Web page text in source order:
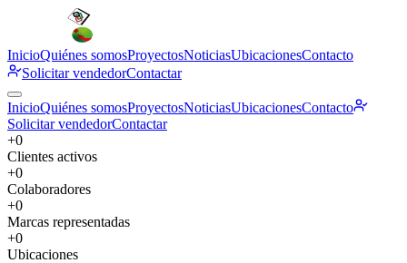
InicioQuiénes somosProyectosNoticiasUbicacionesContacto
Solicitar vendedorContactar
InicioQuiénes somosProyectosNoticiasUbicacionesContacto
Solicitar vendedorContactar
+0
Clientes activos
+0
Colaboradores
+0
Marcas representadas
+0
Ubicaciones